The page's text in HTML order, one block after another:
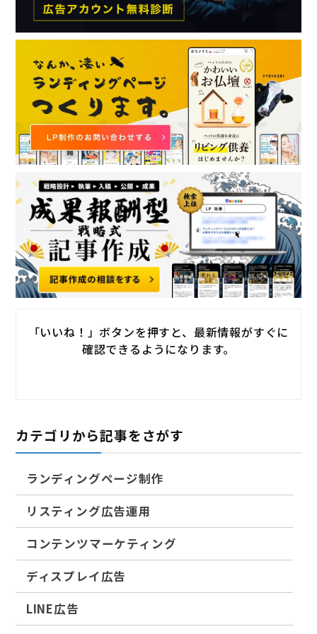
「いいね！」ボタンを押すと、最新情報がすぐに
確認できるようになります。
カテゴリから記事をさがす
ランディングページ制作
リスティング広告運用
コンテンツマーケティング
ディスプレイ広告
LINE広告